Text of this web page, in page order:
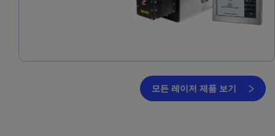
모든 레이저 제품 보기